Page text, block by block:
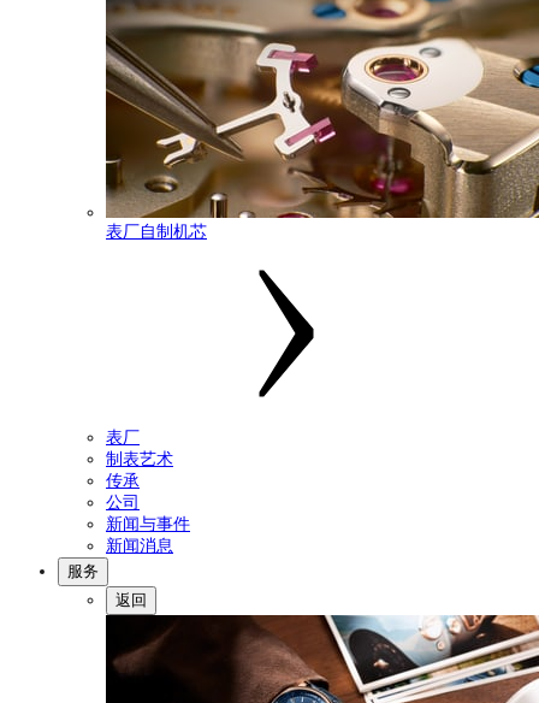
表厂自制机芯
表厂
制表艺术
传承
公司
新闻与事件
新闻消息
服务
返回